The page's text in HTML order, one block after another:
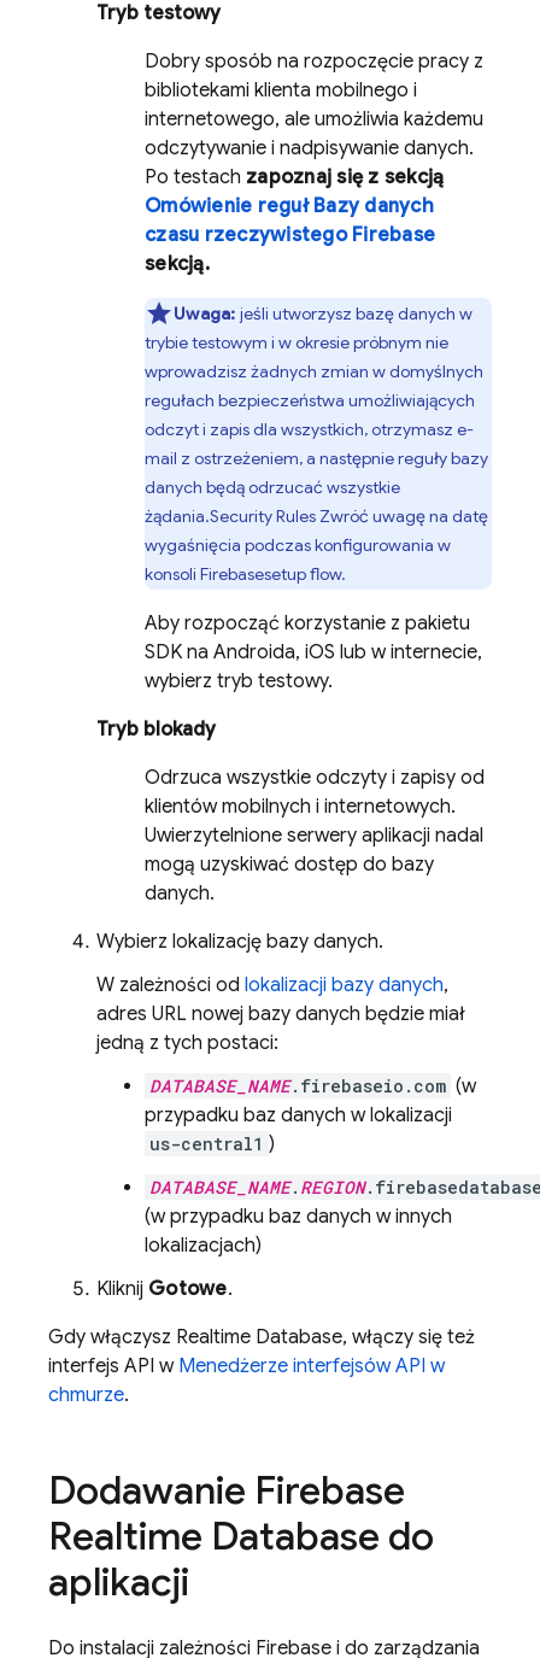
Tryb testowy
Dobry sposób na rozpoczęcie pracy z
bibliotekami klienta mobilnego i
internetowego, ale umożliwia każdemu
odczytywanie i nadpisywanie danych.
Po testach zapoznaj się z sekcją
Omówienie reguł Bazy danych
czasu rzeczywistego Firebase
sekcją.
Uwaga: jeśli utworzysz bazę danych w
trybie testowym i w okresie próbnym nie
wprowadzisz żadnych zmian w domyślnych
regułach bezpieczeństwa umożliwiających
odczyt i zapis dla wszystkich, otrzymasz e-
mail z ostrzeżeniem, a następnie reguły bazy
danych będą odrzucać wszystkie
żądania.Security Rules Zwróć uwagę na datę
wygaśnięcia podczas konfigurowania w
konsoli Firebasesetup flow.
Aby rozpocząć korzystanie z pakietu
SDK na Androida, iOS lub w internecie,
wybierz tryb testowy.
Tryb blokady
Odrzuca wszystkie odczyty i zapisy od
klientów mobilnych i internetowych.
Uwierzytelnione serwery aplikacji nadal
mogą uzyskiwać dostęp do bazy
danych.
Wybierz lokalizację bazy danych.
W zależności od lokalizacji bazy danych,
adres URL nowej bazy danych będzie miał
jedną z tych postaci:
DATABASE_NAME.firebaseio.com (w
przypadku baz danych w lokalizacji
us-central1 )
DATABASE_NAME. REGION
(w przypadku baz danych w innych
lokalizacjach)
Kliknij Gotowe.
Gdy włączysz Realtime Database, włączy się też
interfejs API w Menedżerze interfejsów API w
chmurze.
Dodawanie Firebase
Realtime Database do
aplikacji
Do instalacji zależności Firebase i do zarządzania